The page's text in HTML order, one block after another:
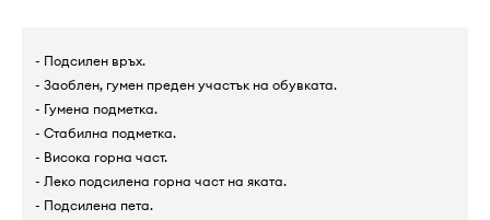
- Подсилен връх.
- Заоблен, гумен преден участък на обувката.
- Гумена подметка.
- Стабилна подметка.
- Висока горна част.
- Леко подсилена горна част на яката.
- Подсилена пета.